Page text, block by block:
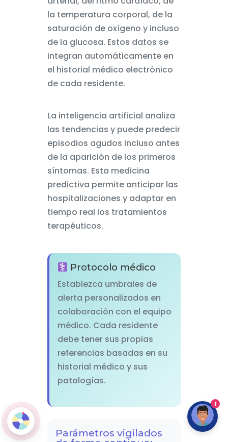
la temperatura corporal, de la
saturación de oxígeno y incluso
de la glucosa. Estos datos se
integran automáticamente en
el historial médico electrónico
de cada residente.
La inteligencia artificial analiza
las tendencias y puede predecir
episodios agudos incluso antes
de la aparición de los primeros
síntomas. Esta medicina
predictiva permite anticipar las
hospitalizaciones y adaptar en
tiempo real los tratamientos
terapéuticos.
Protocolo médico
Establezca umbrales de
alerta personalizados en
colaboración con el equipo
médico. Cada residente
debe tener sus propias
referencias basadas en su
historial médico y sus
patologías.
Parámetros vigilados
1